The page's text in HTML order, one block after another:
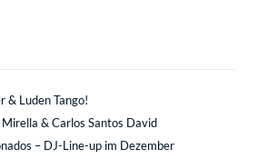
& Luden Tango!
& Carlos Santos David
– DJ-Line-up im Dezember